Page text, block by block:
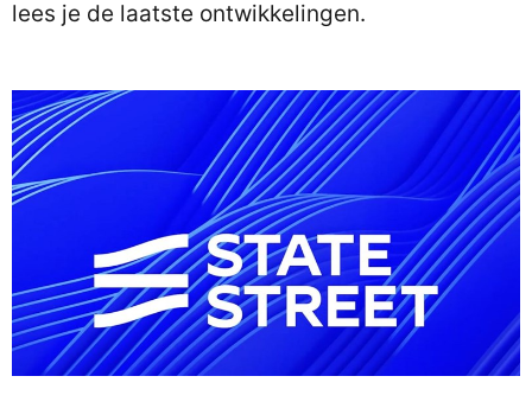
lees je de laatste ontwikkelingen.